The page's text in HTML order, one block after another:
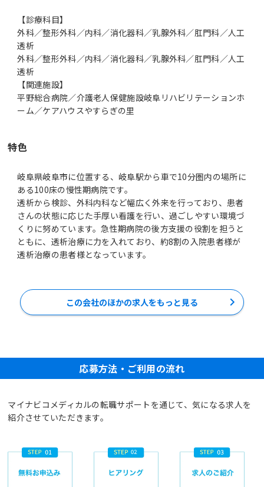
【診療科目】
外科／整形外科／内科／消化器科／乳腺外科／肛門科／人工
透析
外科／整形外科／内科／消化器科／乳腺外科／肛門科／人工
透析
【関連施設】
平野総合病院／介護老人保健施設岐阜リハビリテーションホ
ーム／ケアハウスやすらぎの里
特色
岐阜県岐阜市に位置する、岐阜駅から車で10分圏内の場所に
ある100床の慢性期病院です。
透析から検診、外科内科など幅広く外来を行っており、患者
さんの状態に応じた手厚い看護を行い、過ごしやすい環境づ
くりに努めています。急性期病院の後方支援の役割を担うと
ともに、透析治療に力を入れており、約8割の入院患者様が
透析治療の患者様となっています。
この会社のほかの求人をもっと見る
応募方法・ご利用の流れ
マイナビコメディカルの転職サポートを通じて、気になる求人を
紹介させていただきます。